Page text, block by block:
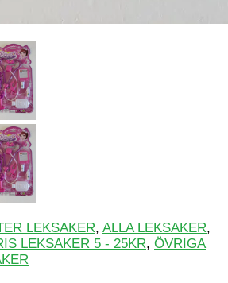
LEKSAKER, ALLA LEKSAKER,
LEKSAKER 5 - 25KR, ÖVRIGA